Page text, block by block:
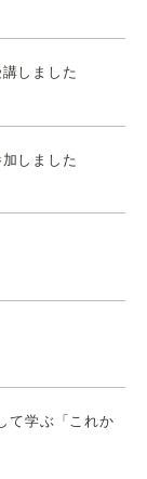
しました
しました
て学ぶ「これか